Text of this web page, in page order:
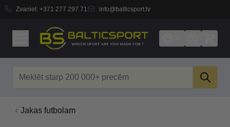
Zvaniet: +371 277 297 71 info@balticsport.lv
Jakas futbolam